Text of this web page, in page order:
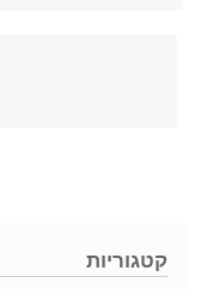
קטגוריות